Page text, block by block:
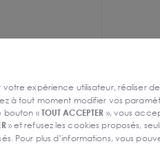
expérience utilisateur, réaliser
à tout moment modifier vos
bouton «TOUT ACCEPTER », vous
» et refusez les cookies proposés,
Pour plus d’informations, vous